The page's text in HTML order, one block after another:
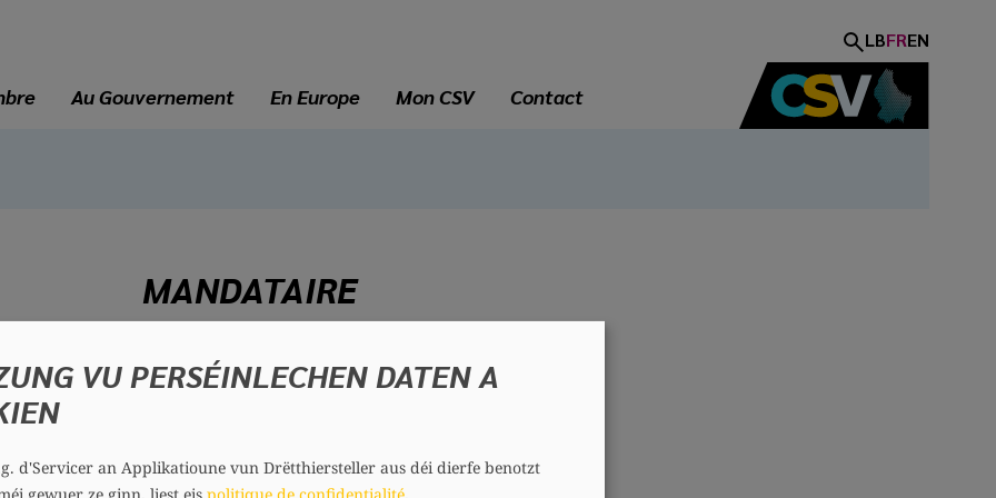
LBFREN
Au Gouvernement En Europe Mon CSV Contact
MANDATAIRE
Diane ADEHM
Section : Hesperange
Contact
VU PERSÉINLECHEN DATEN A
d'Servicer an Applikatioune vun Drëtthiersteller aus déi dierfe benotzt
gewuer ze ginn, liest eis politique de confidentialité.